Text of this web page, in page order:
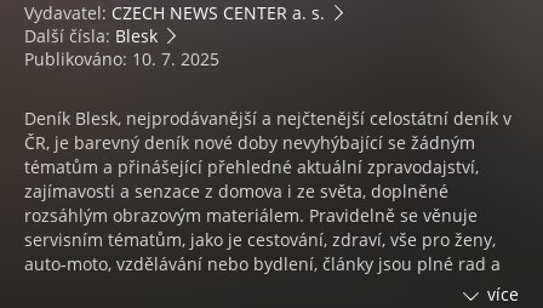
Vydavatel: CZECH NEWS CENTER a. s.
Další čísla: Blesk
Publikováno: 10. 7. 2025
Deník Blesk, nejprodávanější a nejčtenější celostátní deník v
ČR, je barevný deník nové doby nevyhýbající se žádným
tématům a přinášející přehledné aktuální zpravodajství,
zajímavosti a senzace z domova i ze světa, doplněné
rozsáhlým obrazovým materiálem. Pravidelně se věnuje
servisním tématům, jako je cestování, zdraví, vše pro ženy,
auto-moto, vzdělávání nebo bydlení, články jsou plné rad a
doporučení. Sobotní příloha je souhrnem nejzajímavějšíchvíce